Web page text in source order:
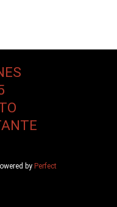
by Perfect